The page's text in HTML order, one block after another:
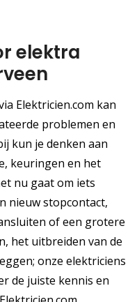
elektra
Elektricien.com kan
problemen en
kun je denken aan
keuringen en het
nu gaat om iets
nieuw stopcontact,
of een grotere
het uitbreiden van de
onze elektriciens
de juiste kennis en